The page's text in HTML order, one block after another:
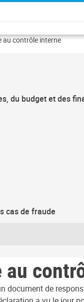
au contrôle interne
du budget et des
cas de fraude
document de